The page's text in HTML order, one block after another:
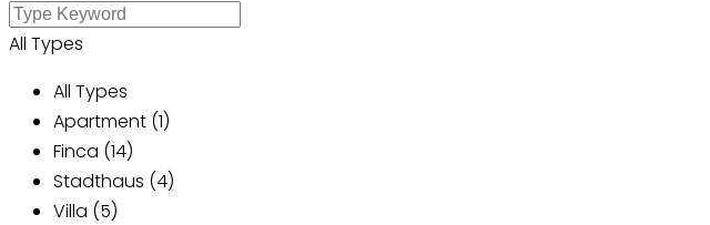
All Types
All Types
Apartment (1)
Finca (14)
Stadthaus (4)
Villa (5)